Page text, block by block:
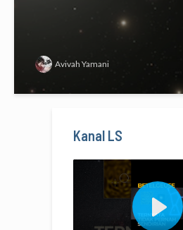
Avivah Yamani
Kanal LS